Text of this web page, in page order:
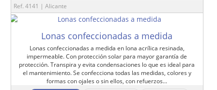
Ref. 4141 | Alicante
Lonas confeccionadas a medida
Lonas confeccionadas a medida en lona acrílica resinada,
impermeable. Con protección solar para mayor garantía de
protección. Transpira y evita condensaciones lo que es ideal para
el mantenimiento. Se confecciona todas las medidas, colores y
formas con ojales o sin ellos, con refuerzos...